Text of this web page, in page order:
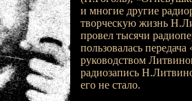
и многие другие
творческую жизнь
провел тысячи
пользовалась
руководством
радиозапись
его не стало.